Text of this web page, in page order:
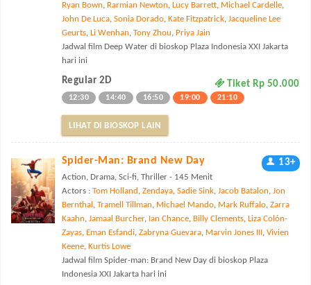
Ryan Bown, Rarmian Newton, Lucy Barrett, Michael Cardelle,
John De Luca, Sonia Dorado, Kate Fitzpatrick, Jacqueline Lee
Geurts, Li Wenhan, Tony Zhou, Priya Jain
Jadwal film Deep Water di bioskop Plaza Indonesia XXI Jakarta
hari ini
Regular 2D Tiket Rp 50.000
12:30 14:40 16:50 19:00 21:10
LIHAT DI BIOSKOP LAIN
Spider-Man: Brand New Day 13+
Action, Drama, Sci-fi, Thriller - 145 Menit
Actors : Tom Holland , Zendaya, Sadie Sink, Jacob Batalon, Jon
Bernthal , Tramell Tillman, Michael Mando, Mark Ruffalo, Zarra
Kaahn, Jamaal Burcher, Ian Chance, Billy Clements, Liza Colón-
Zayas, Eman Esfandi, Zabryna Guevara, Marvin Jones III, Vivien
Keene, Kurtis Lowe
Jadwal film Spider-man: Brand New Day di bioskop Plaza
Indonesia XXI Jakarta hari ini